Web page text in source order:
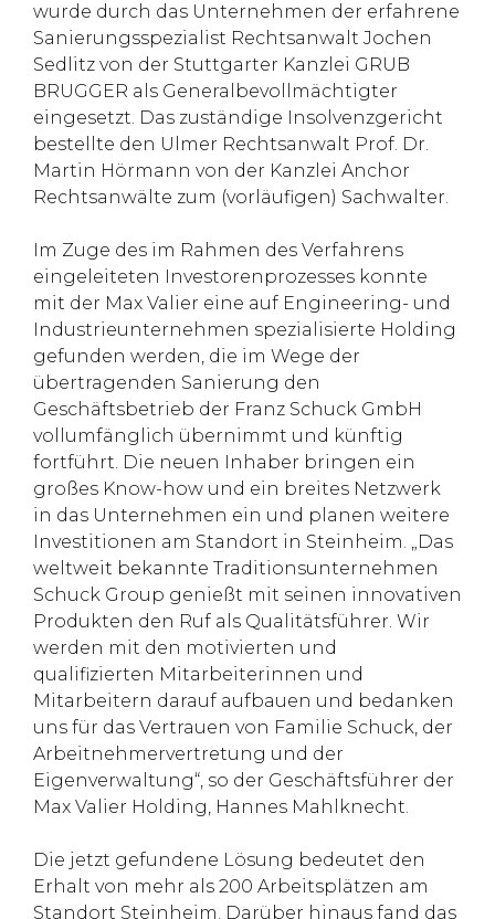
wurde durch das Unternehmen der erfahrene
Sanierungsspezialist Rechtsanwalt Jochen
Sedlitz von der Stuttgarter Kanzlei GRUB
BRUGGER als Generalbevollmächtigter
eingesetzt. Das zuständige Insolvenzgericht
bestellte den Ulmer Rechtsanwalt Prof. Dr.
Martin Hörmann von der Kanzlei Anchor
Rechtsanwälte zum (vorläufigen) Sachwalter.
Im Zuge des im Rahmen des Verfahrens
eingeleiteten Investorenprozesses konnte
mit der Max Valier eine auf Engineering- und
Industrieunternehmen spezialisierte Holding
gefunden werden, die im Wege der
übertragenden Sanierung den
Geschäftsbetrieb der Franz Schuck GmbH
vollumfänglich übernimmt und künftig
fortführt. Die neuen Inhaber bringen ein
großes Know-how und ein breites Netzwerk
in das Unternehmen ein und planen weitere
Investitionen am Standort in Steinheim. „Das
weltweit bekannte Traditionsunternehmen
Schuck Group genießt mit seinen innovativen
Produkten den Ruf als Qualitätsführer. Wir
werden mit den motivierten und
qualifizierten Mitarbeiterinnen und
Mitarbeitern darauf aufbauen und bedanken
uns für das Vertrauen von Familie Schuck, der
Arbeitnehmervertretung und der
Eigenverwaltung“, so der Geschäftsführer der
Max Valier Holding, Hannes Mahlknecht.
Die jetzt gefundene Lösung bedeutet den
Erhalt von mehr als 200 Arbeitsplätzen am
Standort Steinheim. Darüber hinaus fand das